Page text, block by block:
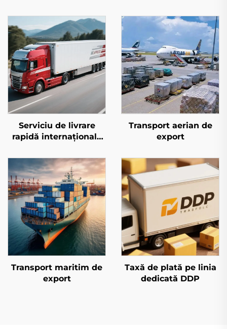
Serviciu de livrare
rapidă internațională
Transport aerian de
export
Transport maritim de
export
Taxă de plată pe linia
dedicată DDP